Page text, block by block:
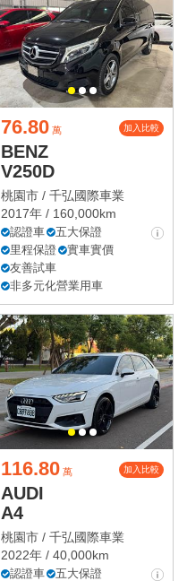
76.80 萬 加入比較
BENZ
V250D
桃園市 / 千弘國際車業
2017年 / 160,000km
認證車
五大保證
里程保證
實車實價
友善試車
非多元化營業用車
116.80 萬 加入比較
AUDI
A4
桃園市 / 千弘國際車業
2022年 / 40,000km
認證車
五大保證